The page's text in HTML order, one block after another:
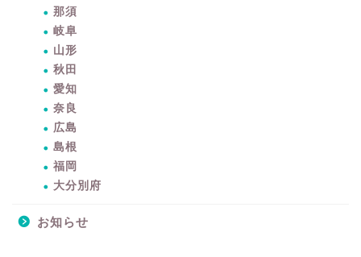
那須
岐阜
山形
秋田
愛知
奈良
広島
島根
福岡
大分別府
お知らせ